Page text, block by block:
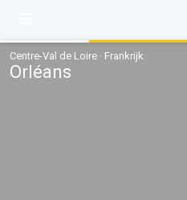
Centre-Val de Loire · Frankrijk
Orléans